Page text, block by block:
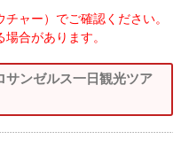
ャー）でご確認ください。
合があります。
サンゼルス一日観光ツア